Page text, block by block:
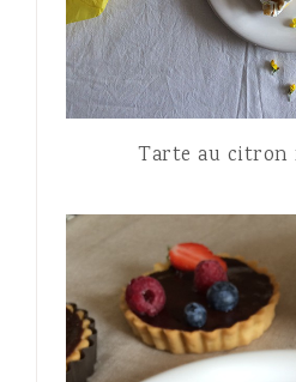
Tarte au citron